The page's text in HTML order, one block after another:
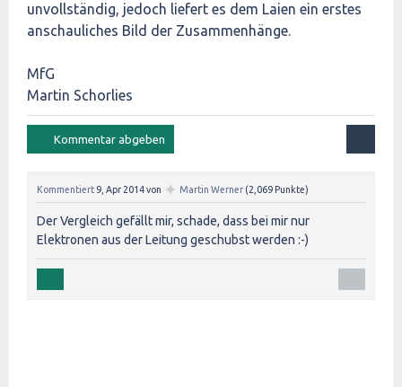
unvollständig, jedoch liefert es dem Laien ein erstes
anschauliches Bild der Zusammenhänge.
MfG
Martin Schorlies
Kommentiert 9, Apr 2014von ✦ Martin Werner (2,069 Punkte)
Der Vergleich gefällt mir, schade, dass bei mir nur
Elektronen aus der Leitung geschubst werden :-)